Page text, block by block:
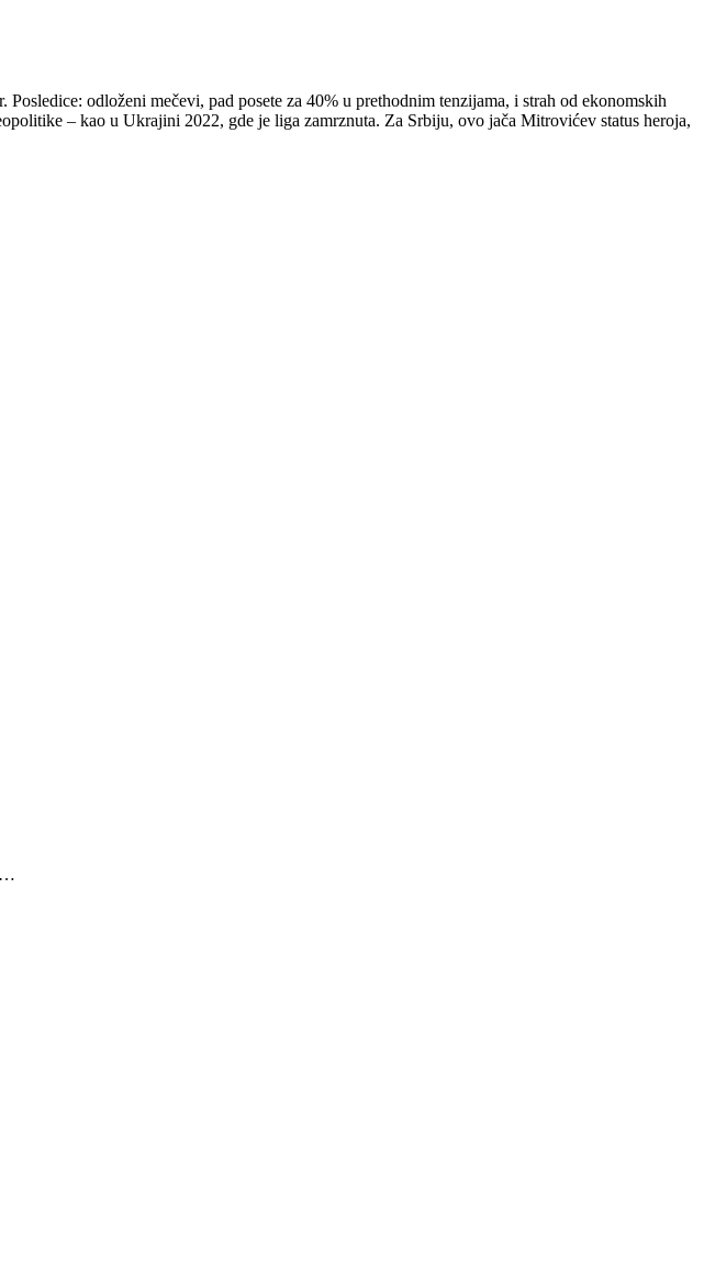
odloženi mečevi, pad posete za 40% u prethodnim tenzijama, i strah od ekonomskih
– kao u Ukrajini 2022, gde je liga zamrznuta. Za Srbiju, ovo jača Mitrovićev status heroja,